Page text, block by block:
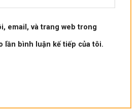
email, và trang web trong
lần bình luận kế tiếp của tôi.